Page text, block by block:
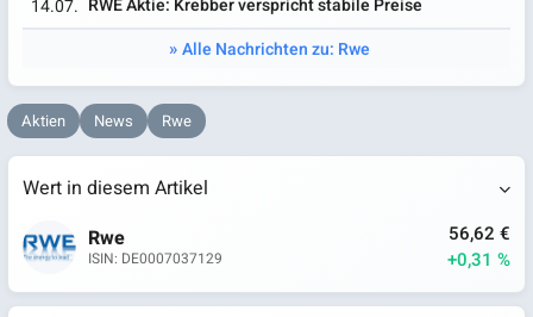
14.07.
Alle Nachrichten zu: Rwe
Aktien News Rwe
Wert in diesem Artikel
Rwe
ISIN: DE0007037129
56,62 €
+0,31 %